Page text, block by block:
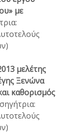
με
μελέτης
Ξενώνα
καθορισμός